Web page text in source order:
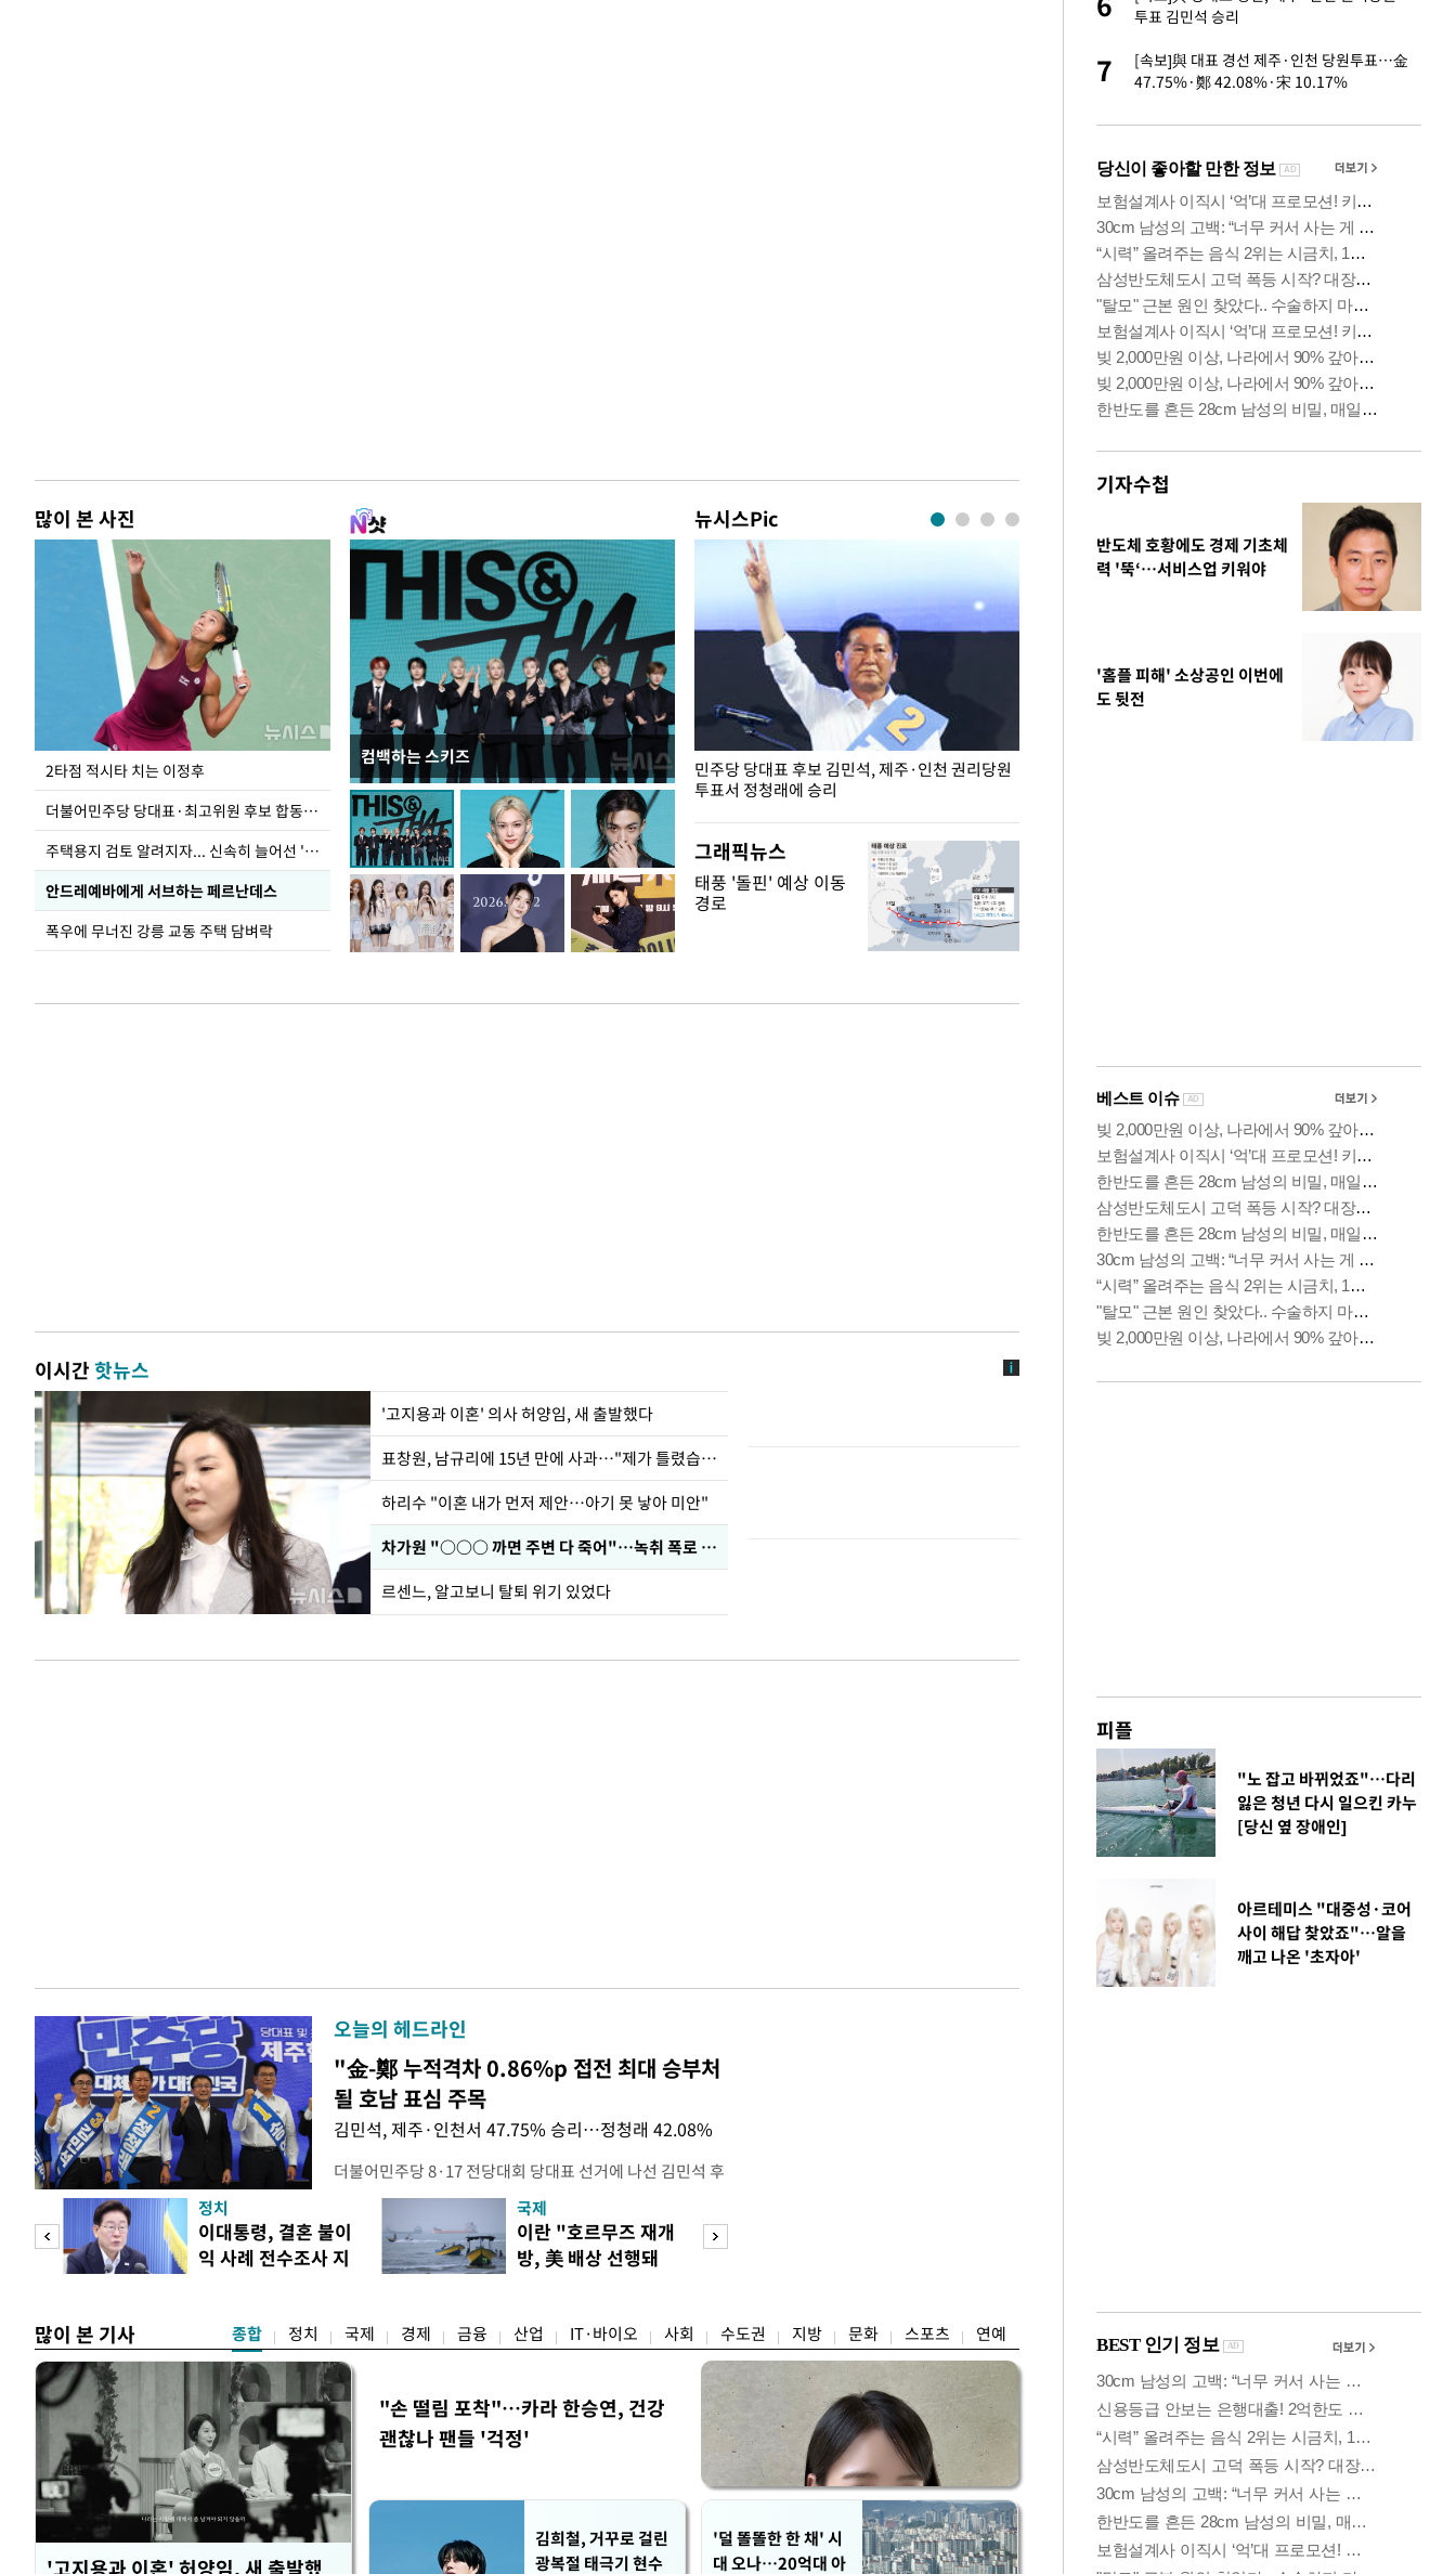
많이 본 사진
2타점 적시타 치는 이정후
더불어민주당 당대표·최고위원 후보 합동연설회
주택용지 검토 알려지자... 신속히 늘어선 '근조화환'
안드레예바에게 서브하는 페르난데스
폭우에 무너진 강릉 교동 주택 담벼락
컴백하는 스키즈
뉴시스Pic
이번주 국회에는 무슨 일이? [뉴시스국회토pic]
민주당 당대표 후보 김민석, 제주·인천 권리당원
투표서 정청래에 승리
그래픽뉴스
태풍 '돌핀' 예상 이동
경로
이시간핫뉴스
'고지용과 이혼' 의사 허양임, 새 출발했다
표창원, 남규리에 15년 만에 사과…"제가 틀렸습니다"
하리수 "이혼 내가 먼저 제안…아기 못 낳아 미안"
차가원 "○○○ 까면 주변 다 죽어"…녹취 폭로 파장
르센느, 알고보니 탈퇴 위기 있었다
오늘의 헤드라인
"金-鄭 누적격차 0.86%p 접전 최대 승부처
될 호남 표심 주목
김민석, 제주·인천서 47.75% 승리…정청래 42.08%
더불어민주당 8·17 전당대회 당대표 선거에 나선 김민석 후
보가 8일 제주·인천 지역 순회경선에서 '누적 1위'를 탈환했
다. 앞서 정청래 후보 우세 지역으로 점쳐졌던 충청권과 부산
·울산·경남 경선에서 1승 1패를 주고 받은 김 후보는 이날
제주·인천 경선에서 이기며 '2승 1패'로 앞서가게 됐다. 다
정치
이대통령, 결혼 불이
익 사례 전수조사 지
국제
이란 "호르무즈 재개
방, 美 배상 선행돼
많이 본 기사 종합 정치 국제 경제 금융 산업 IT·바이오 사회 수도권 지방 문화 스포츠 연예
'고지용과 이혼' 허양임, 새 출발했
"손 떨림 포착"…카라 한승연, 건강
괜찮나 팬들 '걱정'
김희철, 거꾸로 걸린
광복절 태극기 현수
'덜 똘똘한 한 채' 시
대 오나…20억대 아
투표 김민석 승리
7
[속보]與 대표 경선 제주·인천 당원투표…金
47.75%·鄭 42.08%·宋 10.17%
기자수첩
반도체 호황에도 경제 기초체
력 '뚝‘…서비스업 키워야
'홈플 피해' 소상공인 이번에
도 뒷전
피플
"노 잡고 바뀌었죠"…다리
잃은 청년 다시 일으킨 카누
[당신 옆 장애인]
아르테미스 "대중성·코어
사이 해답 찾았죠"…알을
깨고 나온 '초자아'